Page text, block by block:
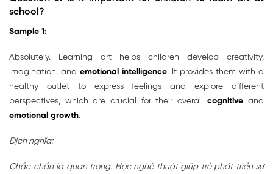
school?
Sample 1:
Absolutely. Learning art helps children develop creativity,
imagination, and emotional intelligence. It provides them with a
healthy outlet to express feelings and explore different
perspectives, which are crucial for their overallcognitive and
emotional growth.
Dịch nghĩa:
Chắc chắn là quan trọng. Học nghệ thuật giúp trẻ phát triển sự